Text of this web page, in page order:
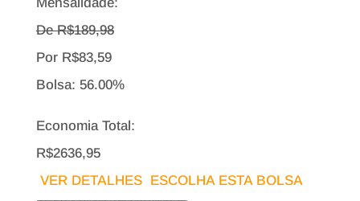
De R$189,98
Por R$83,59
Bolsa: 56.00%
Economia Total:
R$2636,95
VER DETALHES ESCOLHA ESTA BOLSA